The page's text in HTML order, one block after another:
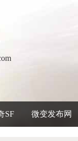
SF 微变发布网